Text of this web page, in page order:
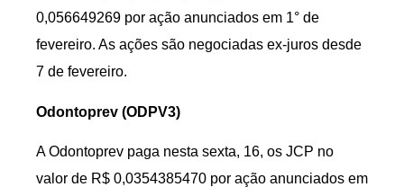
0,056649269 por ação anunciados em 1° de
fevereiro. As ações são negociadas ex-juros desde
7 de fevereiro.
Odontoprev (ODPV3)
A Odontoprev paga nesta sexta, 16, os JCP no
valor de R$ 0,0354385470 por ação anunciados em